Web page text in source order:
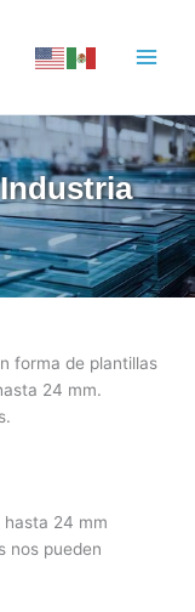
forma de plantillas
24 mm.
hasta 24 mm
nos pueden